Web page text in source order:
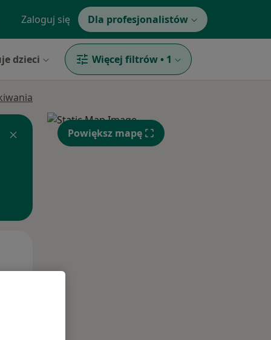
Zaloguj się Dla profesjonalistów
dzieci Więcej filtrów • 1
Powiększ mapę